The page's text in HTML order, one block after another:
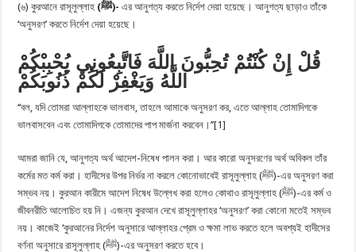
(৬) কুরআনে রাসূলুল্লাহ (ﷺ)- এর আনুগত্য করতে নির্দেশ দেয়া হয়েছে। আনুগত্য ছাড়াও তাঁকে
‘অনুসরণ’ করতে নির্দেশ দেয়া হয়েছে।
قُلْ إِنْ كُنْتُمْ تُحِبُّونَ اللَّهَ فَاتَّبِعُونِي يُحْبِبْكُمْ
اللَّهُ وَيَغْفِرْ لَكُمْ ذُنُوبَكُمْ
‘‘বল, যদি তোমরা আল্লাহকে ভালবাস, তাহলে আমাকে অনুসরণ কর, এতে আল্লাহ তোমাদিগকে
ভালবাসবেন এবং তোমাদিগকে তোমাদের পাপ মার্জনা করবেন।’’[1]
আমরা জানি যে, আনুগত্য অর্থ আদেশ-নিষেধ পালন করা। আর কারো অনুসরণের অর্থ অবিকল তাঁর
কর্মের মত কর্ম করা। হাদীসের উপর নির্ভর না করলে কোনোভাবেই রাসূলুল্লাহ (ﷺ)-এর অনুসরণ করা
সম্ভব নয়। কুরআন কারীমে আদেশ নিষেধ উল্লেখ করা হলেও কোথাও রাসূলুল্লাহ (ﷺ)-এর কর্ম ও
জীবনরীতি আলোচিত হয় নি। এজন্য কুরআন দেখে রাসূলুল্লাহর ‘অনুসরণ’ করা কোনো মতেই সম্ভব
নয়। কাজেই ‘কুরআনের নির্দেশ অনুসারে আল্লাহর প্রেম ও ক্ষমা লাভ করতে হলে অবশ্যই হাদীসের
বর্ণনা অনুসারে রাসূলুল্লাহ (ﷺ)-এর অনুসরণ করতে হবে।